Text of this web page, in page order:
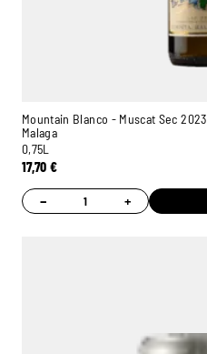
Mountain Blanco - Muscat Sec 2023
Malaga
0,75L
17,70€
− +